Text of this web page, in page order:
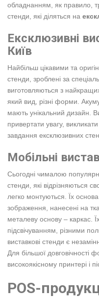
обладнанням, як правило,
стенди, які діляться на
Ексклюзивні
Київ
Найбільш цікавими та
стенди, зроблені за
виготовляються з
який вид, різні форми.
мають унікальний дизайн.
привертати увагу,
завдання ексклюзивних
Мобільні
Сьогодні чималою
стенди, які відрізняються
легко монтуються. Їх
зображення, нанесені на
металеву основу – каркас.
підсвічуванням, різними
виставкові стенди є
Для більшої довговічності
високоякісному принтері і
POS-